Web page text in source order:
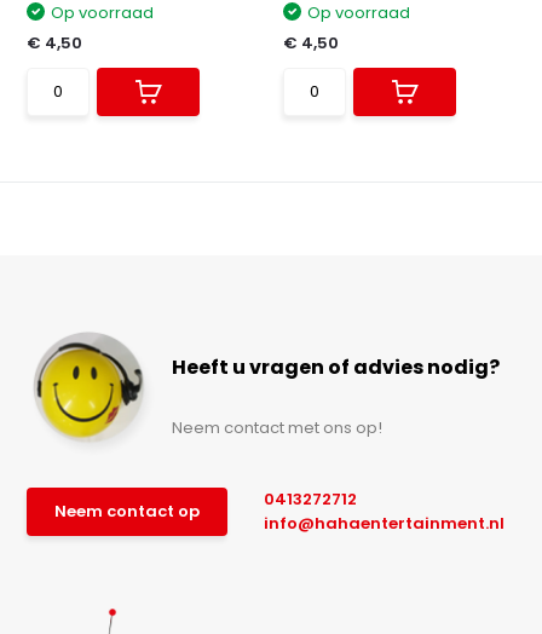
Op voorraad
€ 4,50
Op voorraad
€ 4,50
Heeft u vragen of advies nodig?
Neem contact met ons op!
Neem contact op
0413272712
info@hahaentertainment.nl